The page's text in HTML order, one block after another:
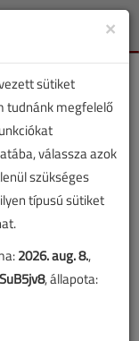
Toggle
Kft. a
9108 |
A cikkben szereplő
×
sütiket
tudnánk megfelelő
válassza azok
szükséges
típusú sütiket
2026. aug. 8.,
, állapota: